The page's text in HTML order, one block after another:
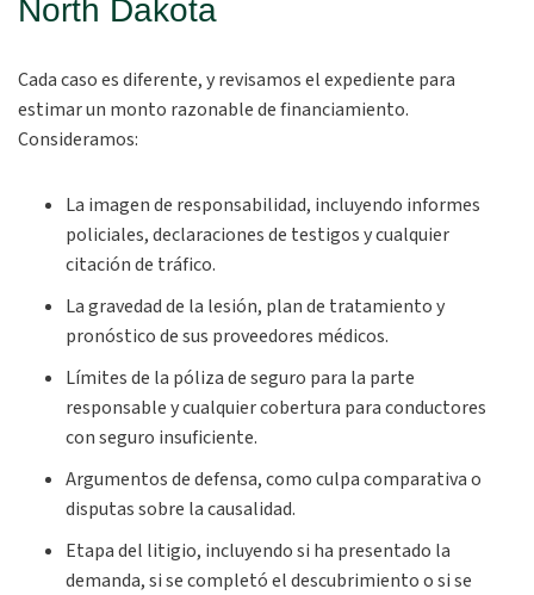
North Dakota
Cada caso es diferente, y revisamos el expediente para
estimar un monto razonable de financiamiento.
Consideramos:
La imagen de responsabilidad, incluyendo informes
policiales, declaraciones de testigos y cualquier
citación de tráfico.
La gravedad de la lesión, plan de tratamiento y
pronóstico de sus proveedores médicos.
Límites de la póliza de seguro para la parte
responsable y cualquier cobertura para conductores
con seguro insuficiente.
Argumentos de defensa, como culpa comparativa o
disputas sobre la causalidad.
Etapa del litigio, incluyendo si ha presentado la
demanda, si se completó el descubrimiento o si se